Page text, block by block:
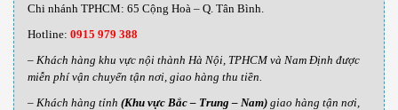
Chi nhánh TPHCM: 65 Cộng Hoà – Q. Tân Bình.
Hotline: 0915 979 388
– Khách hàng khu vực nội thành Hà Nội, TPHCM và Nam Định được
miễn phí vận chuyển tận nơi, giao hàng thu tiền.
– Khách hàng tỉnh (Khu vực Bắc – Trung – Nam) giao hàng tận nơi,